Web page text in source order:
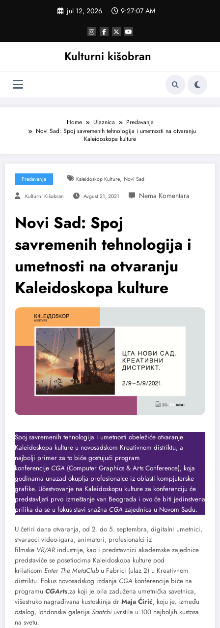
jul 12, 2026 9:27:08 AM
Kulturni kišobran
Home Ulaznica
Predavanja
Novi Sad: Spoj savremenih tehnologija i umetnosti na otvaranju
Kaleidoskopa kulture
Predavanja Kaleidoskop Kulture, Novi Sad
Kulturni Kišobran Avgust 21, 2021
Novi Sad: Spoj
savremenih tehnologija i
umetnosti na otvaranju
Kaleidoskopa kulture
Spoj savremenih tehnologija i umetnosti obeležiće otvaranje
Kaleidoskopa kulture u novosadskom Kreativnom distriktu, a
najbolji primer za to biće gostujući program
konferencije CGA (Computer Graphics & Arts Conference), koja
godinama unazad okuplja profesionalce iz oblasti kompjuterske
grafike. Učestvovanje na Kaleidoskopu kulture za konferenciju će
predstavljati prvo izmeštanje van Beograda i ovo će biti jedinstvena
prilika da se u fokus stavi snažna CGA zajednica u Novom Sadu.
U četiri dana otvaranja, od 2. do 5. septembra, digitalni umetnici,
stvaraoci video-igara, animatori, profesionalci iz
filmske VR/ARindustrije, kao i predstavnici akademske zajednice
predstaviće se posetiocima Kaleidoskopa kulture pod
krilaticom Enter The MetaClubu Fabrici (ulaz 2) u Kreativnom
distriktu. Fokus novosadskog izdanja CGA konferencije biće na
programu CGArts,za koji je bila zadužena umetnička savetnica,
višestruko nagrađivana kustoskinja dr Maja Ćirić, koju je, između
ostalog, londonska galerija Saatchi uvrstila u 100 najboljih kustosa
na svetu.